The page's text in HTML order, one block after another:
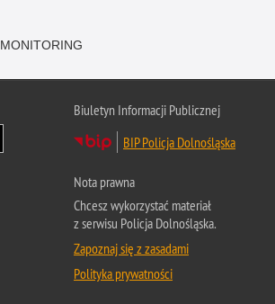
MONITORING
Biuletyn Informacji Publicznej
BIP Policja Dolnośląska
Nota prawna
Chcesz wykorzystać materiał
z serwisu Policja Dolnośląska.
Zapoznaj się z zasadami
Polityka prywatności